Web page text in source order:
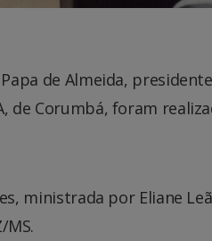
de Almeida,
de Corumbá, foram
ministrada por Eliane
MS.